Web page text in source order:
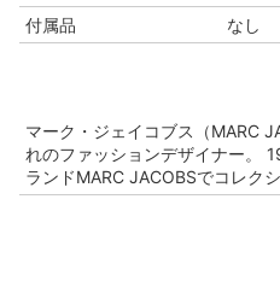
付属品
なし
マーク・ジェイコブス（MARC
れのファッションデザイナー。
ランドMARC JACOBSでコレク